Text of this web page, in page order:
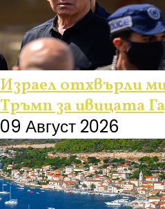
Израел отхвърли
Тръмп за ивицата
09 Август 2026